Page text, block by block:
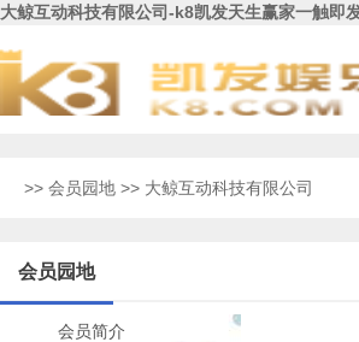
大鲸互动科技有限公司-k8凯发天生赢家一触即
>> 会员园地 >> 大鲸互动科技有限公司
会员园地
会员简介